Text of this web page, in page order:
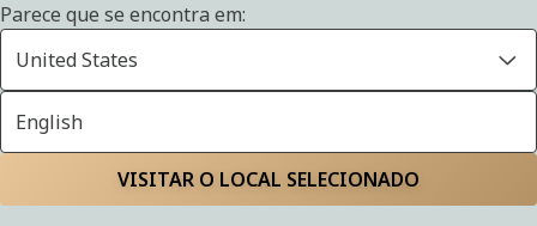
Parece que se encontra em:
United States
English
VISITAR O LOCAL SELECIONADO
Casa Conheça os nossos colegas